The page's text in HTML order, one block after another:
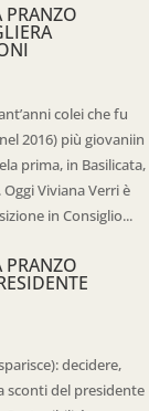
colei che fu
2016) più giovaniin
prima, in Basilicata,
Viviana Verri è
in Consiglio...
decidere,
sconti del presidente